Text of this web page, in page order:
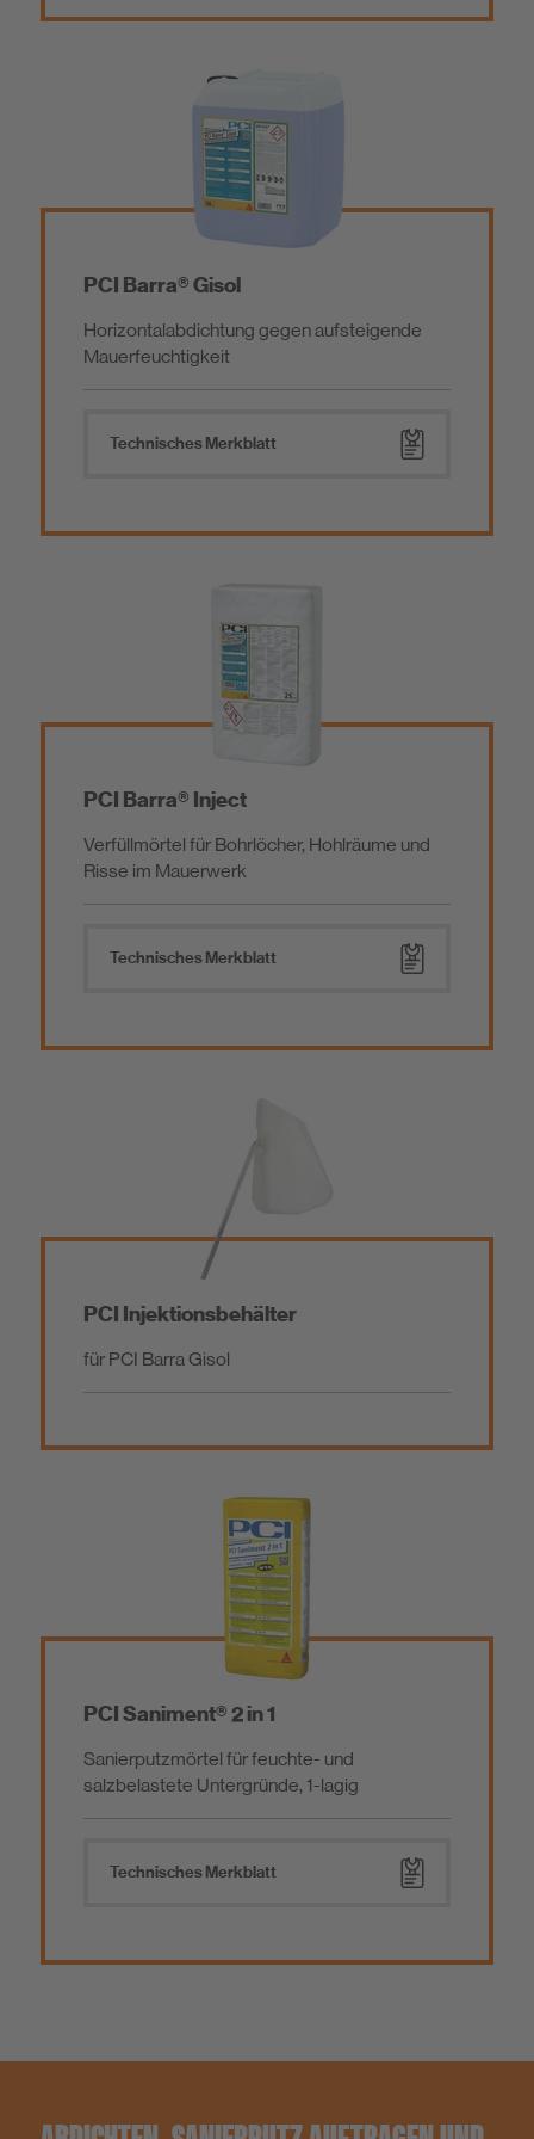
Estrich / Vergussmörtel / Beschichtung
Baukleber / Montagemörtel
Eco-Bau zertifizierte Produkte
Betoninstandsetzungsmörtel
PCI Barra® Gisol
Horizontalabdichtung gegen aufsteigende
Mauerfeuchtigkeit
Technisches Merkblatt
PCI Barra® Inject
Verfüllmörtel für Bohrlöcher, Hohlräume und
Risse im Mauerwerk
Technisches Merkblatt
PCI Injektionsbehälter
für PCI Barra Gisol
PCI Saniment® 2 in 1
Sanierputzmörtel für feuchte- und
salzbelastete Untergründe, 1-lagig
Technisches Merkblatt